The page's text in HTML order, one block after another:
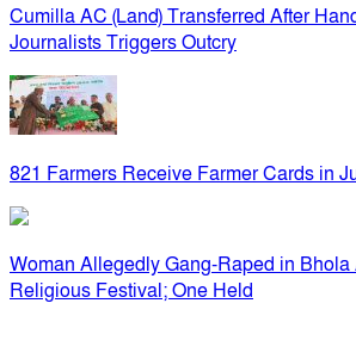
Cumilla AC (Land) Transferred After
Journalists Triggers Outcry
821 Farmers Receive Farmer Cards in
Woman Allegedly Gang-Raped in Bhola
Religious Festival; One Held